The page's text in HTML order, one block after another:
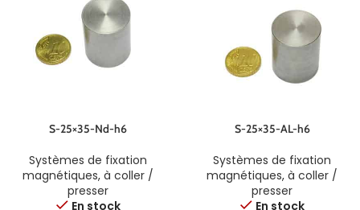
S-25×35-Nd-h6
Systèmes de fixation
magnétiques, à coller /
presser
En stock
S-25×35-AL-h6
Systèmes de fixation
magnétiques, à coller /
presser
En stock